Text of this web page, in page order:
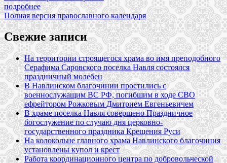
подробнее
Полная версия православного календаря
Свежие записи
На территории строящегося храма во имя преподобного
Серафима Саровского поселка Навля состоялся
праздничный молебен
В Навлинском благочинии простились с
военнослужащим ВС РФ, погибшим в ходе СВО
ефрейтором Рожковым Дмитрием Евгеньевичем
В храме поселка Навля совершено Праздничное
богослужение по случаю дня церковно-
государственного праздника Крещения Руси
На колокольне главного храма Навлинского благочиния
установлены купол и крест
Работа координационного центра по добровольческой